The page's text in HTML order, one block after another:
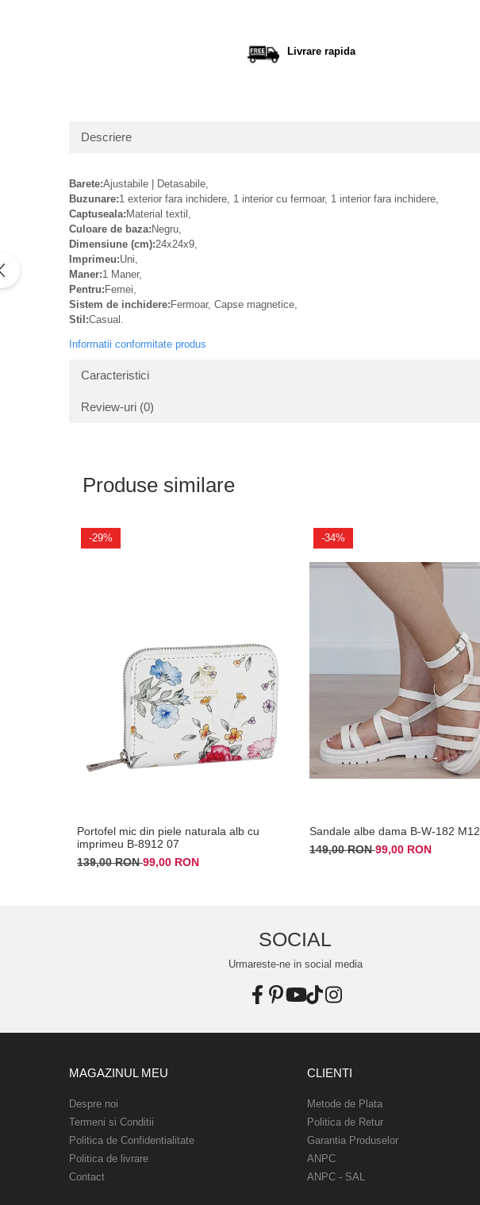
Facebook
Livrare rapida
Descriere
Barete:Ajustabile | Detasabile,
Buzunare:1 exterior fara inchidere, 1 interior cu fermoar, 1 interior fara inchidere,
Captuseala: Material textil,
Culoare de baza: Negru,
Dimensiune (cm):24x24x9,
Imprimeu:Uni,
Maner:1 Maner,
Pentru: Femei,
Sistem de inchidere: Fermoar, Capse magnetice,
Stil:Casual.
Informatii conformitate produs
Caracteristici
Review-uri (0)
Produse similare
-29%
Portofel mic din piele naturala alb cu
imprimeu B-8912 07
139,00 RON99,00 RON
-34%
Sandale albe dama B-W-182 M12
149,00 RON99,00 RON
SOCIAL
Urmareste-ne in social media
MAGAZINUL MEU
Despre noi
Termeni si Conditii
Politica de Confidentialitate
Politica de livrare
Contact
CLIENTI
Metode de Plata
Politica de Retur
Garantia Produselor
ANPC
ANPC - SAL